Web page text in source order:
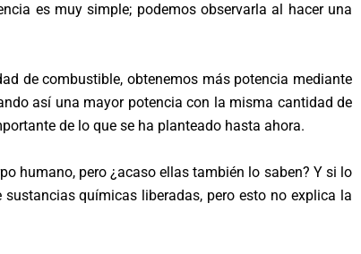
es muy simple; podemos observarla al hacer una
de combustible, obtenemos más potencia mediante
así una mayor potencia con la misma cantidad de
de lo que se ha planteado hasta ahora.
humano, pero ¿acaso ellas también lo saben? Y si lo
químicas liberadas, pero esto no explica la